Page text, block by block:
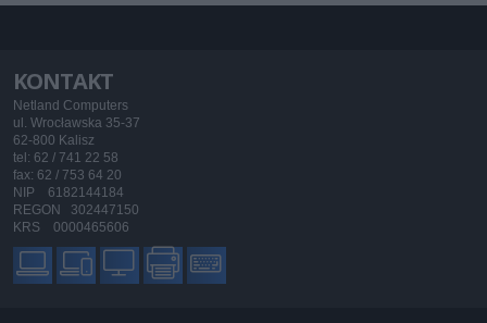
KONTAKT
Netland Computers
ul. Wrocławska 35-37
62-800 Kalisz
tel: 62 / 741 22 58
fax: 62 / 753 64 20
NIP 6182144184
REGON 302447150
KRS 0000465606